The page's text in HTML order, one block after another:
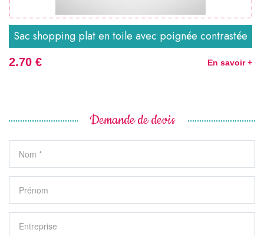
Sac shopping plat en toile avec poignée contrastée
2.70 € En savoir +
Demande de devis